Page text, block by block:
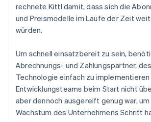
rechnete Kittl damit, dass sich die
und Preismodelle im Laufe der Zeit
würden.
Um schnell einsatzbereit zu sein,
Abrechnungs- und Zahlungspartner,
Technologie einfach zu implementieren
Entwicklungsteams beim Start nicht
aber dennoch ausgereift genug war,
Wachstum des Unternehmens Schritt